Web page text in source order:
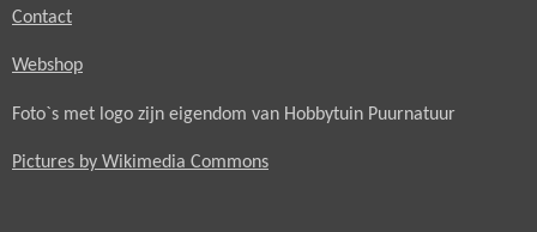
Contact
Webshop
Foto`s met logo zijn eigendom van Hobbytuin Puurnatuur
Pictures by Wikimedia Commons